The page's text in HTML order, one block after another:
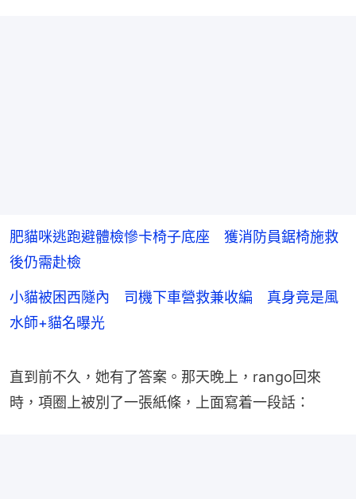
肥貓咪逃跑避體檢慘卡椅子底座 獲消防員鋸椅施救
後仍需赴檢
小貓被困西隧內 司機下車營救兼收編 真身竟是風
水師+貓名曝光
直到前不久，她有了答案。那天晚上，rango回來
時，項圈上被別了一張紙條，上面寫着一段話：